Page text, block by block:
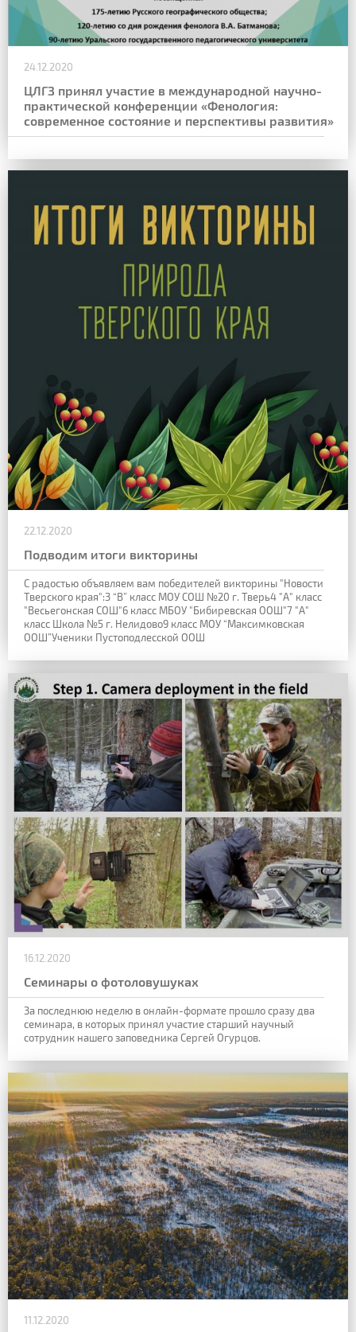
24.12.2020
ЦЛГЗ принял участие в международной научно-
практической конференции «Фенология:
современное состояние и перспективы развития»
22.12.2020
Подводим итоги викторины
С радостью объявляем вам победителей викторины "Новости
Тверского края":3 “В” класс МОУ СОШ №20 г. Тверь4 "А" класс
"Весьегонская СОШ"6 класс МБОУ "Бибиревская ООШ"7 "А"
класс Школа №5 г. Нелидово9 класс МОУ “Максимковская
ООШ”Ученики Пустоподлесской ООШ
16.12.2020
Семинары о фотоловушуках
За последнюю неделю в онлайн-формате прошло сразу два
семинара, в которых принял участие старший научный
сотрудник нашего заповедника Сергей Огурцов.
11.12.2020